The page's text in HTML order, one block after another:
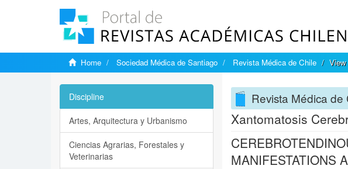
Home Sociedad Médica de Santiago Revista Médica de Chile
Revista Médica de
Xantomatosis
MANIFESTATIONS
Discipline
Artes, Arquitectura y Urbanismo
Ciencias Agrarias, Forestales y
Veterinarias